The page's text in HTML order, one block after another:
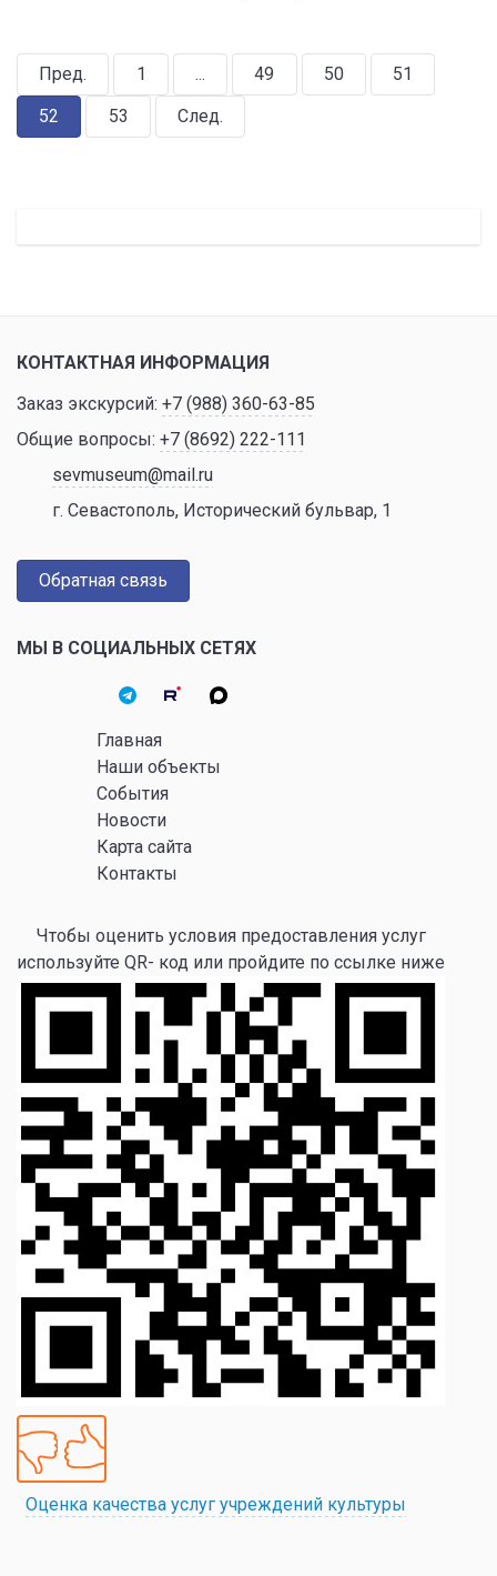
Пред. 1 ... 49 50
51
52
53 След.
КОНТАКТНАЯ ИНФОРМАЦИЯ
Заказ экскурсий: +7 (988) 360-63-85
Общие вопросы: +7 (8692) 222-111
sevmuseum@mail.ru
г. Севастополь, Исторический бульвар, 1
Обратная связь
МЫ В СОЦИАЛЬНЫХ СЕТЯХ
Главная
Наши объекты
События
Новости
Карта сайта
Контакты
Чтобы оценить условия предоставления услуг
используйте QR- код или пройдите по ссылке ниже
Оценка качества услуг учреждений культуры